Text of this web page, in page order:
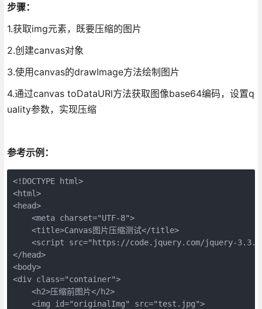
步骤：
1.获取img元素，既要压缩的图片
2.创建canvas对象
3.使用canvas的drawImage方法绘制图片
4.通过canvas toDataURl方法获取图像base64编码，设置q
uality参数，实现压缩
参考示例：
<!DOCTYPE html>
<html>
<head>
    <meta charset="UTF-8">
    <title>Canvas图片压缩测试</title>
<script src="https://code.jquery.com/jquery-
</head>
<body>
<div class="container">
    <h2>压缩前图片</h2>
    <img id="originalImg" src="test.jpg">